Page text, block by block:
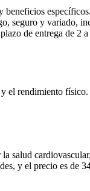
seguro y variado,
de entrega de 2
el rendimiento
salud
y el precio es de